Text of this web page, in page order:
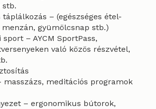
stb.
táplálkozás – (egészséges étel-
menzán, gyümölcsnap stb.)
– AYCM SportPass,
való közös részvétel,
masszázs, meditációs programok
– ergonomikus bútorok,